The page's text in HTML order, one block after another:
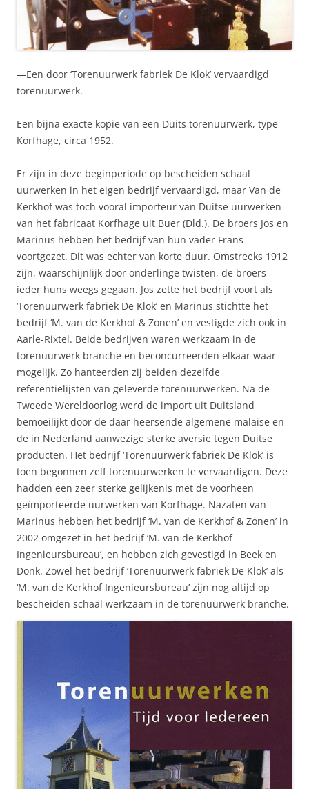
—Een door ‘Torenuurwerk fabriek De Klok’ vervaardigd
torenuurwerk.
Een bijna exacte kopie van een Duits torenuurwerk, type
Korfhage, circa 1952.
Er zijn in deze beginperiode op bescheiden schaal
uurwerken in het eigen bedrijf vervaardigd, maar Van de
Kerkhof was toch vooral importeur van Duitse uurwerken
van het fabricaat Korfhage uit Buer (Dld.). De broers Jos en
Marinus hebben het bedrijf van hun vader Frans
voortgezet. Dit was echter van korte duur. Omstreeks 1912
zijn, waarschijnlijk door onderlinge twisten, de broers
ieder huns weegs gegaan. Jos zette het bedrijf voort als
‘Torenuurwerk fabriek De Klok’ en Marinus stichtte het
bedrijf ‘M. van de Kerkhof & Zonen’ en vestigde zich ook in
Aarle-Rixtel. Beide bedrijven waren werkzaam in de
torenuurwerk branche en beconcurreerden elkaar waar
mogelijk. Zo hanteerden zij beiden dezelfde
referentielijsten van geleverde torenuurwerken. Na de
Tweede Wereldoorlog werd de import uit Duitsland
bemoeilijkt door de daar heersende algemene malaise en
de in Nederland aanwezige sterke aversie tegen Duitse
producten. Het bedrijf ‘Torenuurwerk fabriek De Klok’ is
toen begonnen zelf torenuurwerken te vervaardigen. Deze
hadden een zeer sterke gelijkenis met de voorheen
geïmporteerde uurwerken van Korfhage. Nazaten van
Marinus hebben het bedrijf ‘M. van de Kerkhof & Zonen’ in
2002 omgezet in het bedrijf ‘M. van de Kerkhof
Ingenieursbureau’, en hebben zich gevestigd in Beek en
Donk. Zowel het bedrijf ‘Torenuurwerk fabriek De Klok’ als
‘M. van de Kerkhof Ingenieursbureau’ zijn nog altijd op
bescheiden schaal werkzaam in de torenuurwerk branche.